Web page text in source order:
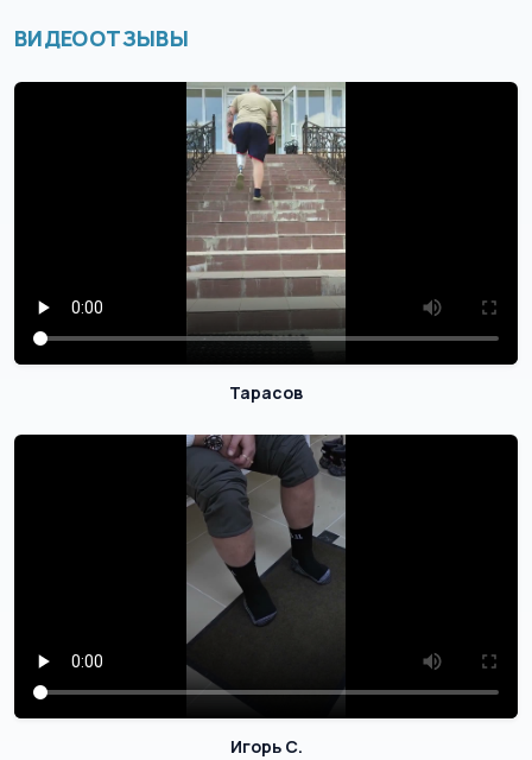
ВИДЕООТЗЫВЫ
Тарасов
Игорь С.